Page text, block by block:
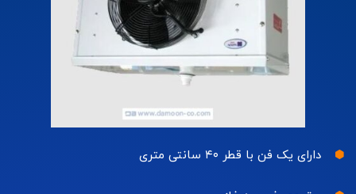
دارای یک فن با قطر ۴۰ سانتی متری